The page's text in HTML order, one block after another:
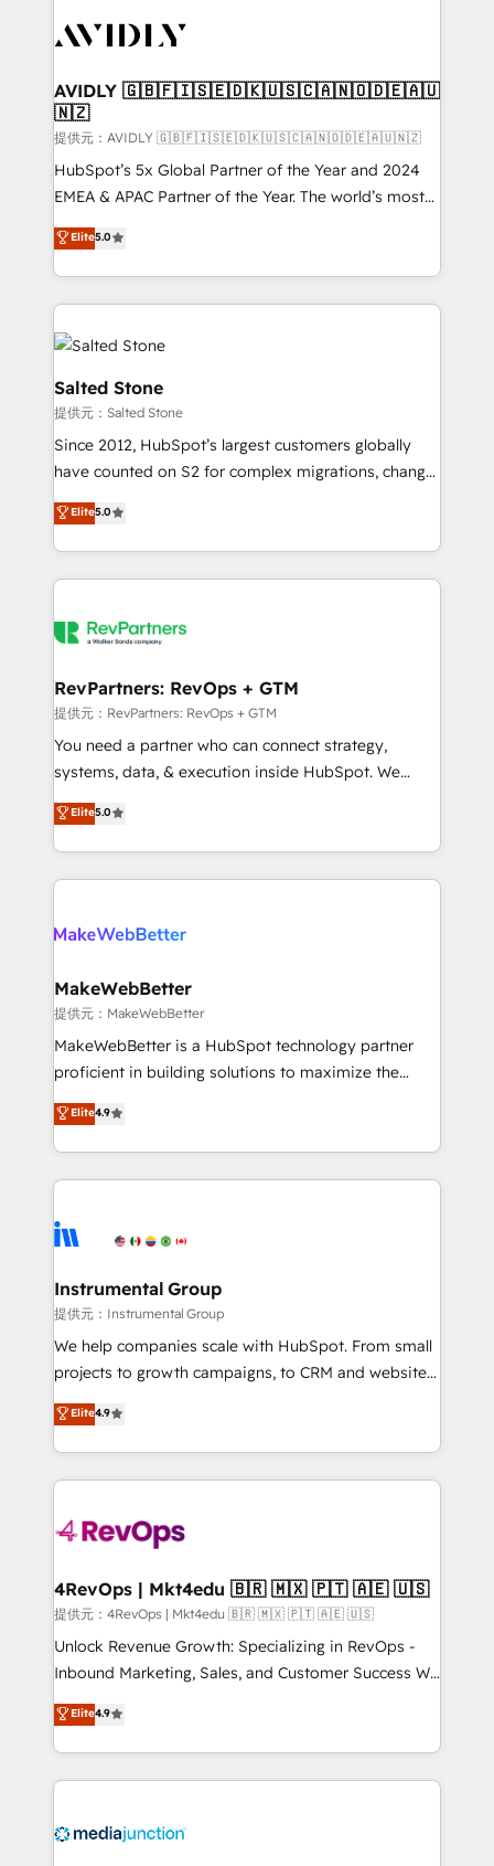
CRM and webdesign (We focus on EMEA - USA
AVIDLY 🇬🇧🇫🇮🇸🇪🇩🇰🇺🇸🇨🇦🇳🇴🇩🇪🇦🇺
🇳🇿
提供元：AVIDLY 🇬🇧🇫🇮🇸🇪🇩🇰🇺🇸🇨🇦🇳🇴🇩🇪🇦🇺🇳🇿
HubSpot’s 5x Global Partner of the Year and 2024
EMEA & APAC Partner of the Year. The world’s most
experienced and fully accredited HubSpot Solutions
Partner. 🚀 With 2,750+ HubSpot projects delivered
and 370+ specialists across EMEA, APAC and NAM,
we de-risk complex CRM programmes and
accelerate ROI across every HubSpot Hub. 🧭 From
multi-region migrations to AI-powered automation,
we turn complexity into clarity, human at global
scale. 🏆 HubSpot’s CEO called us “the partner of the
future.” Others agree it is proof of trust built through
measurable impact.
Elite5.0
Salted Stone
提供元：Salted Stone
Since 2012, HubSpot’s largest customers globally
have counted on S2 for complex migrations, change
management, systems integration, and creative
solutions that deliver measurable impact and
transform brand experiences As one of the few full-
service creative agencies in the HubSpot
winning design to build scalable, globally
marketing campaigns, & RevOps frameworks that
fuel long-term success We connect the entire
customer lifecycle through seamless integrations,
ensure long-term adoption with change-
and service to drive sustainable growth With 6 key
HubSpot accreditations and experience across
Elite5.0
RevPartners: RevOps + GTM
提供元：RevPartners: RevOps + GTM
You need a partner who can connect strategy,
systems, data, & execution inside HubSpot. We
bridge the gap where most agencies fall short by
combining GTM strategy with technical execution to
solve the right problem with the right solution. As the
only firm in the world to hold Elite Partner
clients gain a unique advantage in CRM architecture,
market execution. Why B2B Businesses Choose RP: -
Secure: Soc2 compliant 🛡️ - Pricing: Implementations
starting at $1,5k 💵 - Speed: Launch in 14 days ⚡ -
Global: 75+ RPers across five continents 🌐 - Scale:
HubSpot Partner 🪴 - Sales Hub: More
implementations than any other Partner 💻 -
agency for an Ops problem. Don't hire a technical
agency for a growth problem. Hire a partner built to
Elite5.0
MakeWebBetter
提供元：MakeWebBetter
MakeWebBetter is a HubSpot technology partner
proficient in building solutions to maximize the
operational efficiency of HubSpot. The fastest-
growing tech-enabler & facilitator, MakeWebBetter,
hands you the blend of HubSpot expertise &
eminent solutions & integrations. Trust us to
Elite Partners with 10+ years of HubSpot experience
Premier Partner 2023 🌟5 HubSpot Accreditations 🌟
Won HubSpot Theme Challenge 2021 🌟INBOUND’19
HubSpot Rising Star Why us? Harnessing the full
potential of the powerful HubSpot CRM. ✔️A team of
HubSpot experience ✔️Flexible pricing models —
Hourly-fee (assigned one Dedicated HubSpot
requirement). ✔️Helped over 25,000+ customers so
far with our HubSpot solutions. ✔️Bespoke apps &
on-demand bundle services. Connect with us today!
Elite4.9
Instrumental Group
提供元：Instrumental Group
We help companies scale with HubSpot. From small
projects to growth campaigns, to CRM and websites.
Hire an agency that's experienced in every inch of
HubSpot and willing to work hand-in-hand with your
team to simplify the complex and build a better
experience for your team and customers.
Elite4.9
4RevOps | Mkt4edu 🇧🇷 🇲🇽 🇵🇹 🇦🇪 🇺🇸
提供元：4RevOps | Mkt4edu 🇧🇷 🇲🇽 🇵🇹 🇦🇪 🇺🇸
Unlock Revenue Growth: Specializing in RevOps -
Inbound Marketing, Sales, and Customer Success We
specialize in driving revenue growth for companies
across industries through tailored marketing, sales,
and customer success strategies, utilizing RevOps
methodologies. As Latin America's largest HubSpot
offer unparalleled insights. Operating in five
Elite4.9